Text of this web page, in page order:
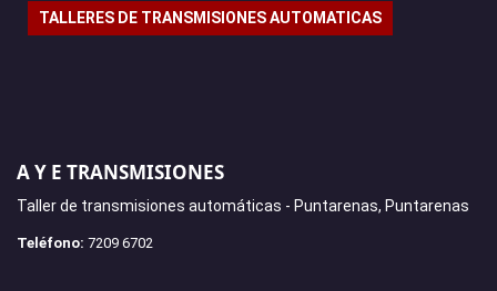
TALLERES DE TRANSMISIONES AUTOMATICAS
A Y E TRANSMISIONES
Taller de transmisiones automáticas - Puntarenas, Puntarenas
Teléfono: 7209 6702